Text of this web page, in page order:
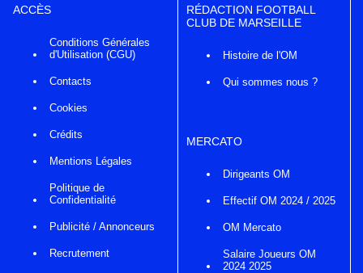
ACCÈS
Conditions Générales
d'Utilisation (CGU)
Contacts
Cookies
Crédits
Mentions Légales
Politique de
Confidentialité
Publicité / Annonceurs
Recrutement
RÉDACTION FOOTBALL
CLUB DE MARSEILLE
Histoire de l'OM
Qui sommes nous ?
MERCATO
Dirigeants OM
Effectif OM 2024 / 2025
OM Mercato
Salaire Joueurs OM
2024 2025